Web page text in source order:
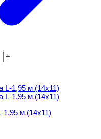
+
м (14х11)
м (14х11)